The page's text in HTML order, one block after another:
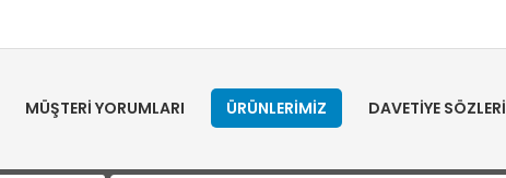
MÜŞTERI YORUMLARI ÜRÜNLERIMIZ DAVETIYE SÖZLERI